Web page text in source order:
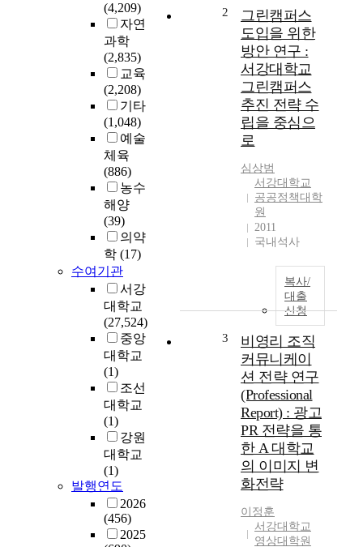
(4,209)
자연
과학
(2,835)
교육
(2,208)
기타
(1,048)
예술
체육
(886)
농수
해양
(39)
의약
학 (17)
수여기관
서강
대학교
(27,524)
중앙
대학교
(1)
조선
대학교
(1)
강원
대학교
(1)
발행연도
2026
(456)
2025
2
그린캠퍼스
도입을 위한
방안 연구 :
서강대학교
그린캠퍼스
추진 전략 수
립을 중심으
로
심상범
서강대학교
공공정책대학
원
2011
국내석사
복사/
대출
신청
3
비영리 조직
커뮤니케이
션 전략 연구
(Professional
Report) : 광고
PR 전략을 통
한 A 대학교
의 이미지 변
화전략
이정훈
서강대학교
영상대학원